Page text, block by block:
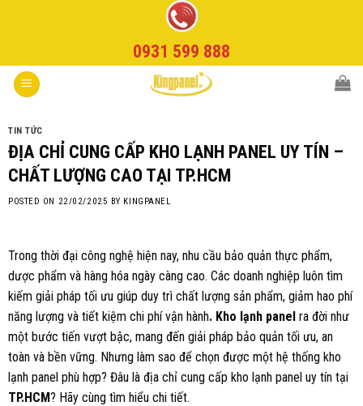
0931 599 888
TIN TỨC
ĐỊA CHỈ CUNG CẤP KHO LẠNH PANEL UY TÍN –
CHẤT LƯỢNG CAO TẠI TP.HCM
POSTED ON 22/02/2025 BY KINGPANEL
Trong thời đại công nghệ hiện nay, nhu cầu bảo quản thực phẩm,
dược phẩm và hàng hóa ngày càng cao. Các doanh nghiệp luôn tìm
kiếm giải pháp tối ưu giúp duy trì chất lượng sản phẩm, giảm hao phí
năng lượng và tiết kiệm chi phí vận hành. Kho lạnh panel ra đời như
một bước tiến vượt bậc, mang đến giải pháp bảo quản tối ưu, an
toàn và bền vững. Nhưng làm sao để chọn được một hệ thống kho
lạnh panel phù hợp? Đâu là địa chỉ cung cấp kho lạnh panel uy tín tại
TP.HCM? Hãy cùng tìm hiểu chi tiết.